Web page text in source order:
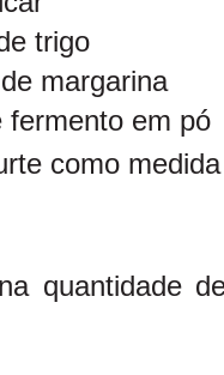
trigo
margarina
fermento em pó
como medida
quantidade